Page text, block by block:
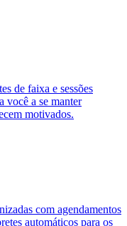
de faixa e sessões
você a se manter
motivados.
com agendamentos
automáticos para os